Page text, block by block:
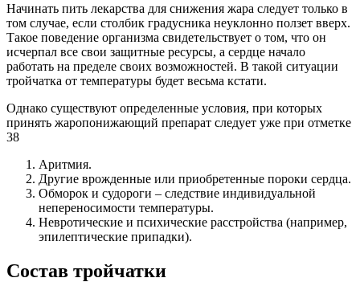
Начинать пить лекарства для снижения жара следует только в
том случае, если столбик градусника неуклонно ползет вверх.
Такое поведение организма свидетельствует о том, что он
исчерпал все свои защитные ресурсы, а сердце начало
работать на пределе своих возможностей. В такой ситуации
тройчатка от температуры будет весьма кстати.
Однако существуют определенные условия, при которых
принять жаропонижающий препарат следует уже при отметке
38
Аритмия.
Другие врожденные или приобретенные пороки сердца.
Обморок и судороги – следствие индивидуальной
непереносимости температуры.
Невротические и психические расстройства (например,
эпилептические припадки).
Состав тройчатки